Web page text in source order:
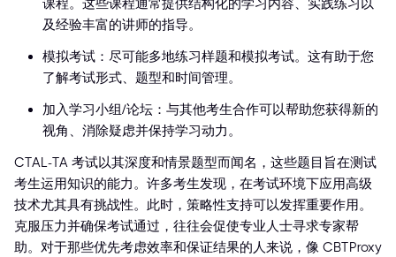
课程。这些课程通常提供结构化的学习内容、实践练习以
及经验丰富的讲师的指导。
模拟考试：尽可能多地练习样题和模拟考试。这有助于您
了解考试形式、题型和时间管理。
加入学习小组/论坛：与其他考生合作可以帮助您获得新的
视角、消除疑虑并保持学习动力。
CTAL-TA 考试以其深度和情景题型而闻名，这些题目旨在测试
考生运用知识的能力。许多考生发现，在考试环境下应用高级
技术尤其具有挑战性。此时，策略性支持可以发挥重要作用。
克服压力并确保考试通过，往往会促使专业人士寻求专家帮
助。对于那些优先考虑效率和保证结果的人来说，像 CBTProxy